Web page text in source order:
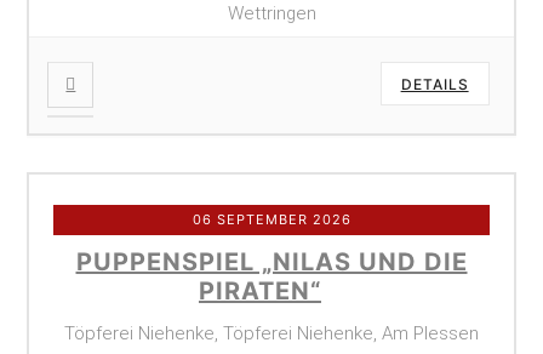
Wettringen
DETAILS
06 SEPTEMBER 2026
PUPPENSPIEL „NILAS UND DIE
PIRATEN“
Töpferei Niehenke, Töpferei Niehenke, Am Plessen